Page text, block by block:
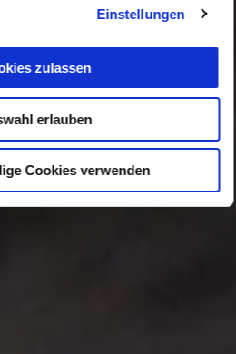
Einstellungen
zulassen
erlauben
Cookies verwenden